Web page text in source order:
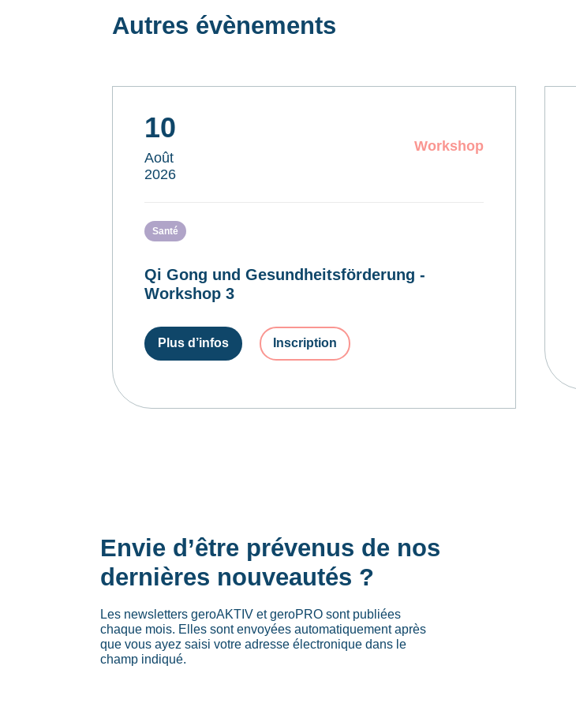
Autres évènements
10
Août
2026
Workshop
Santé
Qi Gong und Gesundheitsförderung -
Workshop 3
Plus d’infos Inscription
Envie d’être prévenus de nos
dernières nouveautés ?
Les newsletters geroAKTIV et geroPRO sont publiées
chaque mois. Elles sont envoyées automatiquement après
que vous ayez saisi votre adresse électronique dans le
champ indiqué.